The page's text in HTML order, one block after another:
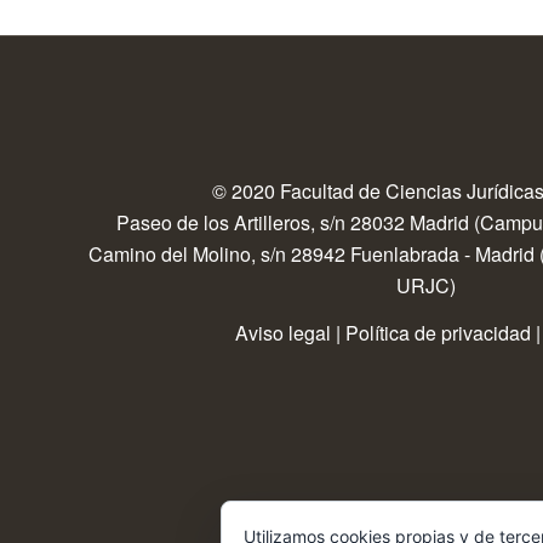
© 2020 Facultad de Ciencias
Paseo de los Artilleros, s/n 28032 Madrid
Camino del Molino, s/n 28942 Fuenlabrada -
URJC)
Aviso legal | Política de privacidad |
Utilizamos cookies propias y de